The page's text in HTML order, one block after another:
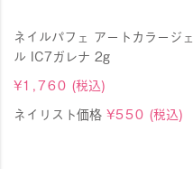
ネイルパフェ アートカラージェ
ル IC7ガレナ 2g
¥1,760 (税込)
ネイリスト価格 ¥550 (税込)